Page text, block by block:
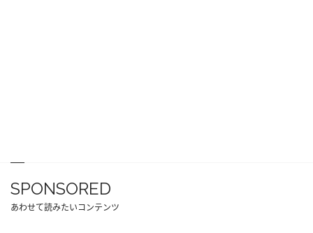
SPONSORED
あわせて読みたいコンテンツ